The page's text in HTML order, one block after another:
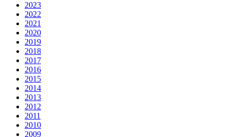
2023
2022
2021
2020
2019
2018
2017
2016
2015
2014
2013
2012
2011
2010
2009